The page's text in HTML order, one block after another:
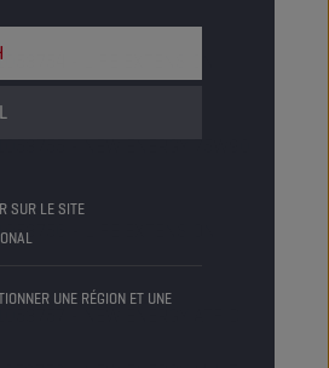
SUR LE SITE
UNE RÉGION ET UNE
- LIFE EXTENSION
- LIFE EXTENSION
- NEW ENERGY ATF D III